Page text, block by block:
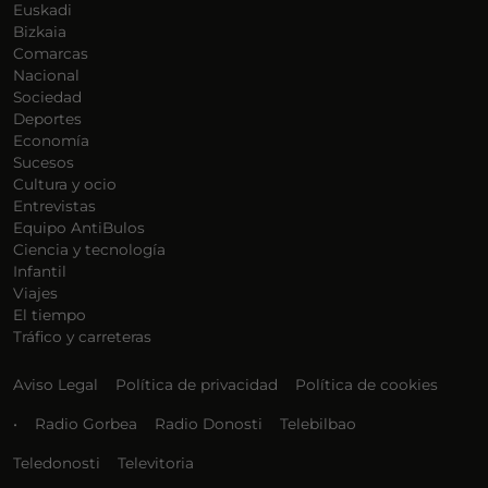
Euskadi
Bizkaia
Comarcas
Nacional
Sociedad
Deportes
Economía
Sucesos
Cultura y ocio
Entrevistas
Equipo AntiBulos
Ciencia y tecnología
Infantil
Viajes
El tiempo
Tráfico y carreteras
Aviso Legal Política de privacidad Política de cookies
• Radio Gorbea Radio Donosti Telebilbao
Teledonosti Televitoria